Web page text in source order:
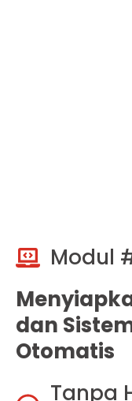
Modul
dan
Otomatis
Tanpa